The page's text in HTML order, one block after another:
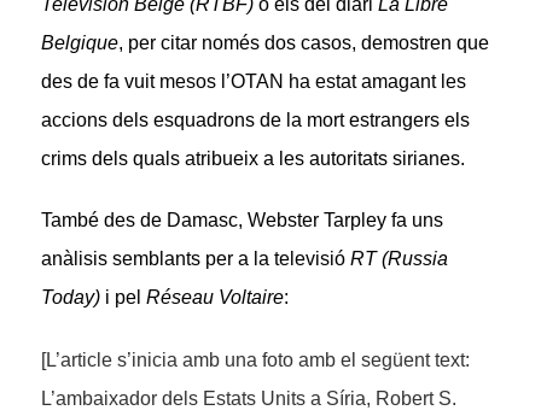
Belgique, per citar només dos casos, demostren que
des de fa vuit mesos l’OTAN ha estat amagant les
accions dels esquadrons de la mort estrangers els
crims dels quals atribueix a les autoritats sirianes.
També des de Damasc, Webster Tarpley fa uns
anàlisis semblants per a la televisió RT (Russia
Today) i pel Réseau Voltaire:
[L’article s’inicia amb una foto amb el següent text:
L’ambaixador dels Estats Units a Síria, Robert S.